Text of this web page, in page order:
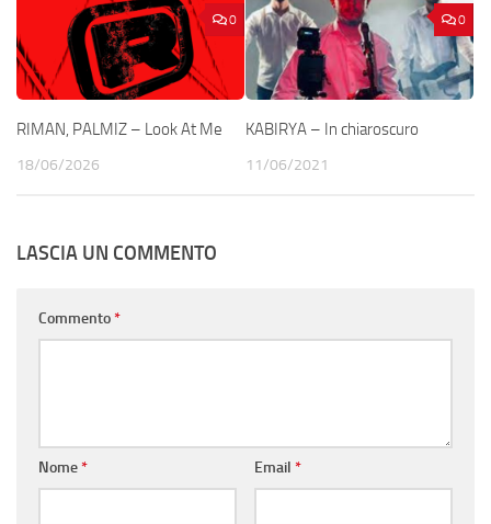
0
RIMAN, PALMIZ – Look At Me
18/06/2026
0
KABIRYA – In chiaroscuro
11/06/2021
LASCIA UN COMMENTO
Commento*
Nome* Email *